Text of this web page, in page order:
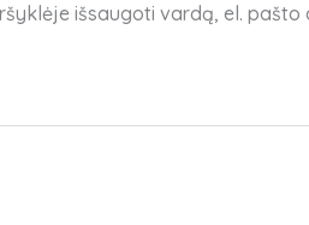
išsaugoti vardą, el.